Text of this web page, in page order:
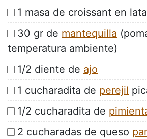
1 masa de croissant en lata
30 gr de mantequilla
temperatura ambiente)
1/2 diente de ajo
1 cucharadita de perejil
1/2 cucharadita de
2 cucharadas de queso